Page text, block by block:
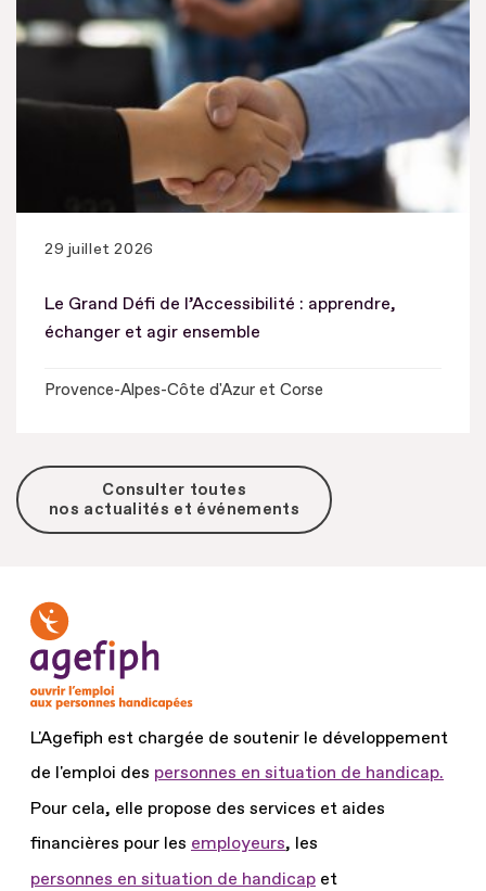
29 juillet 2026
Le Grand Défi de l’Accessibilité : apprendre,
échanger et agir ensemble
Provence-Alpes-Côte d'Azur et Corse
Consulter toutes
nos actualités et événements
L'Agefiph est chargée de soutenir le développement
de l'emploi des personnes en situation de handicap.
Pour cela, elle propose des services et aides
financières pour les employeurs, les
personnes en situation de handicap et